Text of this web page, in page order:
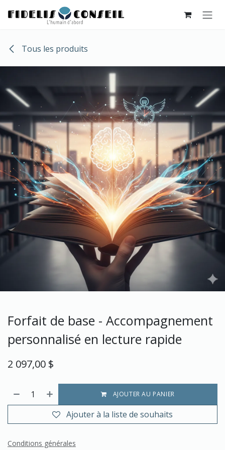
Tous les produits
Forfait de base - Accompagnement
personnalisé en lecture rapide
2 097,00 $
AJOUTER AU PANIER
Ajouter à la liste de souhaits
Conditions générales